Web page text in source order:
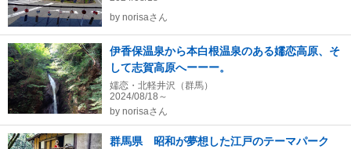
by norisaさん
伊香保温泉から本白根温泉のある嬬恋高原、そ
して志賀高原へーーー。
嬬恋・北軽井沢（群馬）
2024/08/18～
by norisaさん
群馬県 昭和が夢想した江戸のテーマパーク